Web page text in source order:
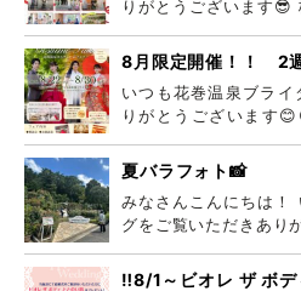
りがとうございます😎
8月限定開催！！ 2
ムフェア
いつも花巻温泉ブラ
りがとうございます
夏バラフォト📸
みなさんこんにちは！
グをご覧いただきあり
‼️8/1～ビオレ ザ ボ